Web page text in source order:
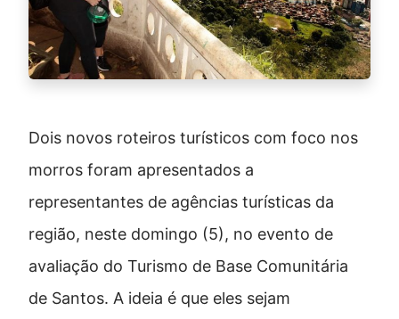
Dois novos roteiros turísticos com foco nos
morros foram apresentados a
representantes de agências turísticas da
região, neste domingo (5), no evento de
avaliação do Turismo de Base Comunitária
de Santos. A ideia é que eles sejam